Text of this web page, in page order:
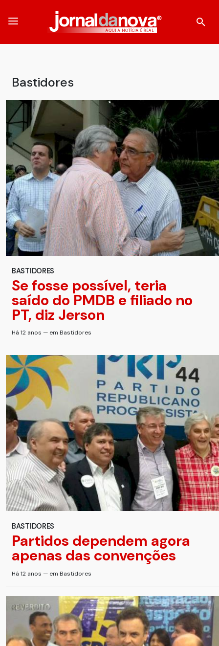
Bastidores
BASTIDORES
Se fosse possível, teria
saído do PMDB e filiado no
PT, diz Jerson
Há 12 anos — em Bastidores
BASTIDORES
Partidos dependem agora
apenas das convenções
Há 12 anos — em Bastidores